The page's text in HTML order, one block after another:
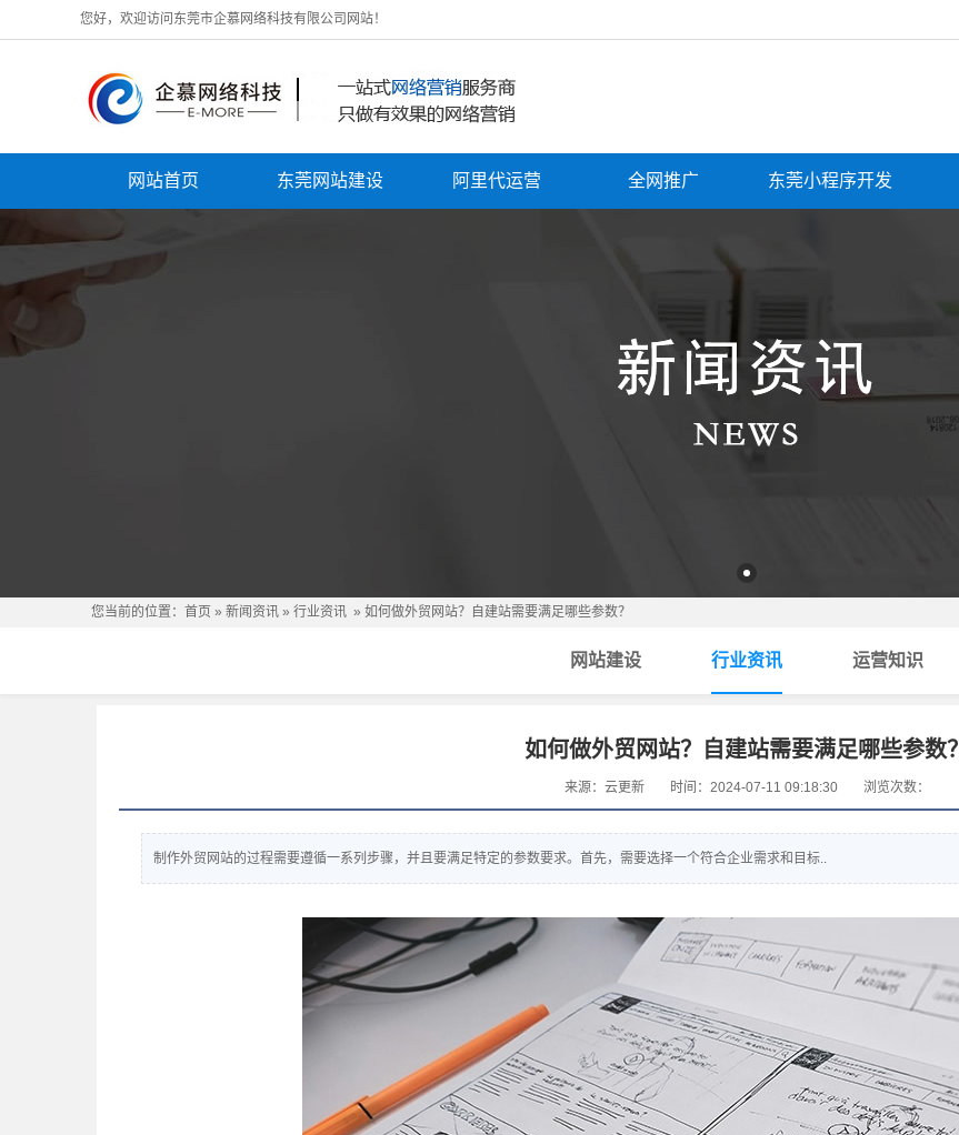
您好，欢迎访问东莞市企慕网络科技有限公司网站！
网站首页 东莞网站建设 阿里代运营 全网推广 东莞小程序开发
您当前的位置： 首页 » 新闻资讯 » 行业资讯 » 如何做外贸网站？自建站需要满足哪些参数？
网站建设 行业资讯 运营知识
如何做外贸网站？自建站需要满足哪些参数？
来源：云更新 时间：2024-07-11 09:18:30 浏览次数：
制作外贸网站的过程需要遵循一系列步骤，并且要满足特定的参数要求。首先，需要选择一个符合企业需求和目标..